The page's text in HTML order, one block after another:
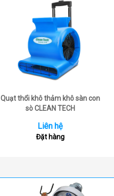
Quạt thổi khô thảm khô sàn con
sò CLEAN TECH
Liên hệ
Đặt hàng